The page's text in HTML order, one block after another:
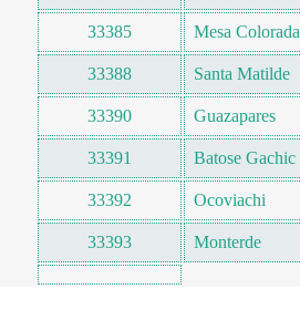
33385 Mesa Colorada
33388 Santa Matilde
33390 Guazapares
33391 Batose Gachic
33392 Ocoviachi
33393 Monterde